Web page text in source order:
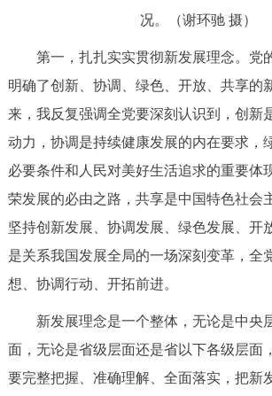
况。（谢环驰 摄）
第一，扎扎实实贯彻新发展理念。党
明确了创新、协调、绿色、开放、共享的
来，我反复强调全党要深刻认识到，创新
动力，协调是持续健康发展的内在要求，
必要条件和人民对美好生活追求的重要体
荣发展的必由之路，共享是中国特色社会
坚持创新发展、协调发展、绿色发展、开
是关系我国发展全局的一场深刻变革，全
想、协调行动、开拓前进。
新发展理念是一个整体，无论是中央
面，无论是省级层面还是省以下各级层面
要完整把握、准确理解、全面落实，把新